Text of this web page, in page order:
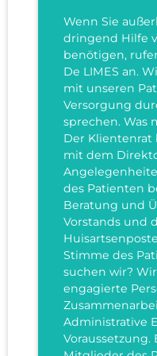
Wenn Sie
dringend Hilfe
benötigen,
De LIMES an.
mit unseren
Versorgung
sprechen. Was
Der Klientenrat
mit dem
des Patienten
Beratung und
Vorstands und
Stimme des
suchen wir?
engagierte
Administrative
Voraussetzung.